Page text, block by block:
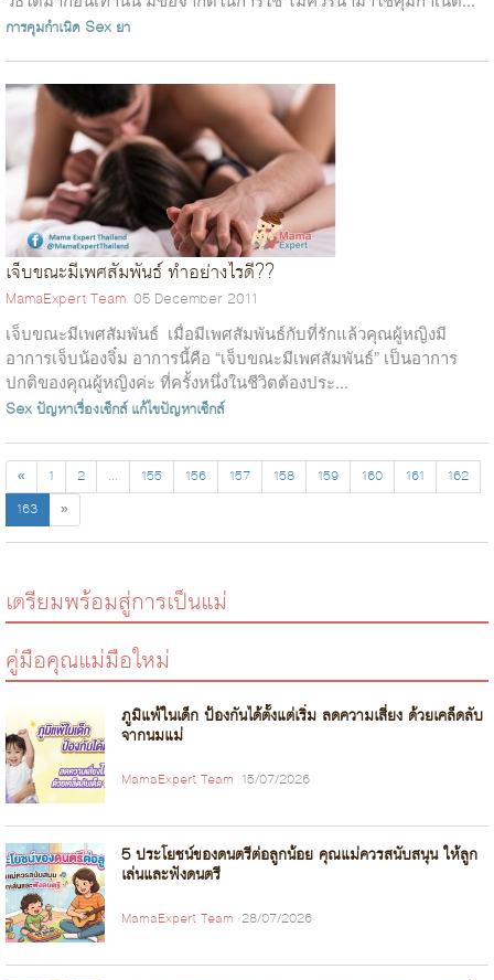
การคุมกำเนิด Sex ยา
เจ็บขณะมีเพศสัมพันธ์ ทำอย่างไรดี??
MamaExpert Team 05 December 2011
เจ็บขณะมีเพศสัมพันธ์ เมื่อมีเพศสัมพันธ์กับที่รักแล้วคุณผู้หญิงมี
อาการเจ็บน้องจิ๋ม อาการนี้คือ “เจ็บขณะมีเพศสัมพันธ์” เป็นอาการ
ปกติของคุณผู้หญิงค่ะ ที่ครั้งหนึ่งในชีวิตต้องประ...
Sexปัญหาเรื่องเซ็กส์ แก้ไขปัญหาเซ็กส์
« 1 2 ... 155 156 157 158 159 160 161
162
163
»
เตรียมพร้อมสู่การเป็นแม่
คู่มือคุณแม่มือใหม่
ภูมิแพ้ในเด็ก ป้องกันได้ตั้งแต่เริ่ม ลดความเสี่ยง ด้วยเคล็ดลับ
จากนมแม่
MamaExpert Team 15/07/2026
5 ประโยชน์ของดนตรีต่อลูกน้อย คุณแม่ควรสนับสนุน ให้ลูก
เล่นและฟังดนตรี
MamaExpert Team 28/07/2026